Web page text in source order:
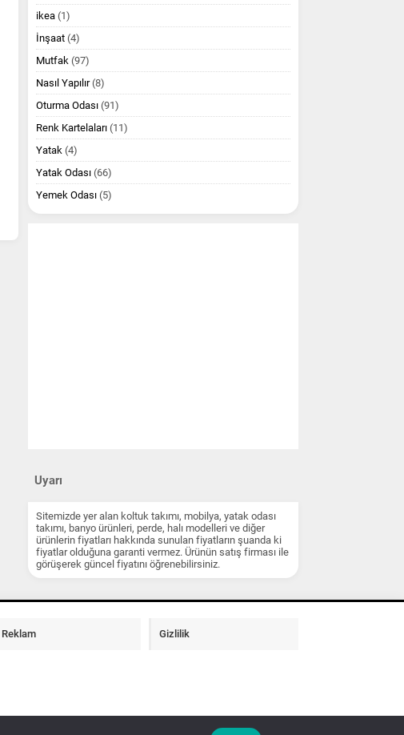
ikea (1)
İnşaat (4)
Mutfak (97)
Nasıl Yapılır(8)
Oturma Odası (91)
Renk Kartelaları (11)
Yatak (4)
Yatak Odası (66)
Yemek Odası (5)
Uyarı
Sitemizde yer alan koltuk takımı, mobilya, yatak odası
takımı, banyo ürünleri, perde, halı modelleri ve diğer
ürünlerin fiyatları hakkında sunulan fiyatların şuanda ki
fiyatlar olduğuna garanti vermez. Ürünün satış firması ile
görüşerek güncel fiyatını öğrenebilirsiniz.
Reklam Gizlilik